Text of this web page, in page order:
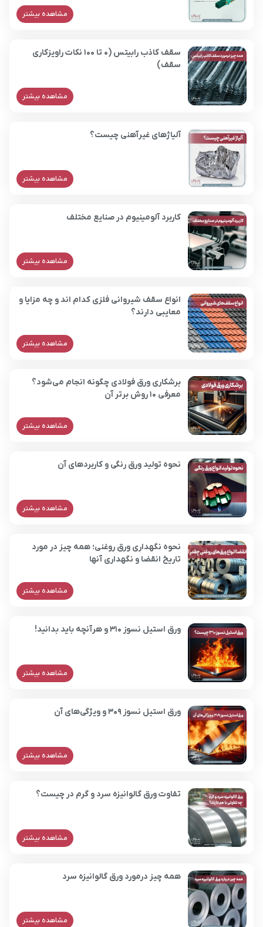
مشاهده بیشتر
سقف کاذب رابیتس (0 تا 100 نکات راویزکاری
سقف)
مشاهده بیشتر
آلیاژهای غیرآهنی چیست؟
مشاهده بیشتر
کاربرد آلومینیوم در صنایع مختلف
مشاهده بیشتر
انواع سقف شیروانی فلزی کدام اند و چه مزایا و
معایبی دارند؟
مشاهده بیشتر
برشکاری ورق فولادی چگونه انجام می‌شود؟
معرفی 10 روش برتر آن
مشاهده بیشتر
نحوه تولید ورق رنگی و کاربردهای آن
مشاهده بیشتر
نحوه نگهداری ورق روغنی؛ همه چیز در مورد
تاریخ انقضا و نگهداری آنها
مشاهده بیشتر
ورق استیل نسوز 310 و هرآنچه باید بدانید!
مشاهده بیشتر
ورق استیل نسوز ۳۰۹ و ویژگی‌های آن
مشاهده بیشتر
تفاوت ورق گالوانیزه سرد و گرم در چیست؟
مشاهده بیشتر
همه چیز درمورد ورق گالوانیزه سرد
مشاهده بیشتر